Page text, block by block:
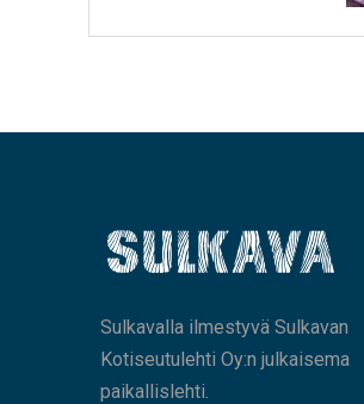
Sulkavalla ilmestyvä Sulkavan
Kotiseutulehti Oy:n julkaisema
paikallislehti.